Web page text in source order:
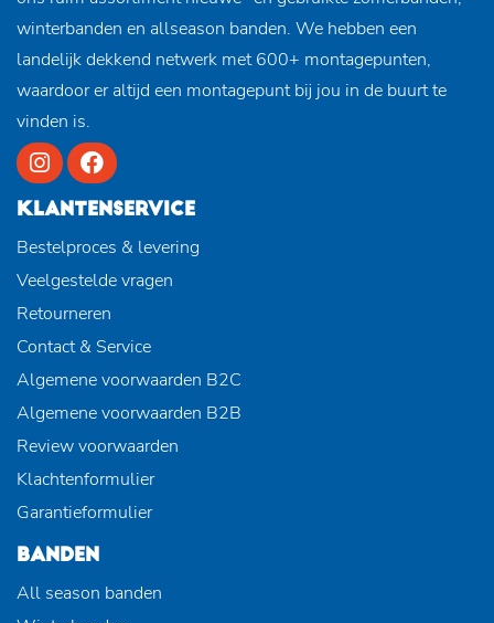
winterbanden en allseason banden. We hebben een
landelijk dekkend netwerk met 600+ montagepunten,
waardoor er altijd een montagepunt bij jou in de buurt te
vinden is.
KLANTENSERVICE
Bestelproces & levering
Veelgestelde vragen
Retourneren
Contact & Service
Algemene voorwaarden B2C
Algemene voorwaarden B2B
Review voorwaarden
Klachtenformulier
Garantieformulier
BANDEN
All season banden